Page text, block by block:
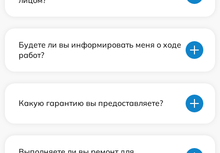
Будете ли вы информировать меня о ходе
работ?
Какую гарантию вы предоставляете?